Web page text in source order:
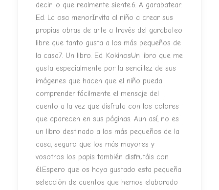
decir lo que realmente siente.6. A garabatear.
Ed. La osa menorInvita al niño a crear sus
propias obras de arte a través del garabateo
libre que tanto gusta a los más pequeños de
la casa7. Un libro. Ed. KokinosUn libro que me
gusta especialmente por la sencillez de sus
imágenes que hacen que el niño pueda
comprender fácilmente el mensaje del
cuento a la vez que disfruta con los colores
que aparecen en sus páginas. Aun así, no es
un libro destinado a los más pequeños de la
casa, seguro que los más mayores y
vosotros los papis también disfrutáis con
él.Espero que os haya gustado esta pequeña
selección de cuentos que hemos elaborado